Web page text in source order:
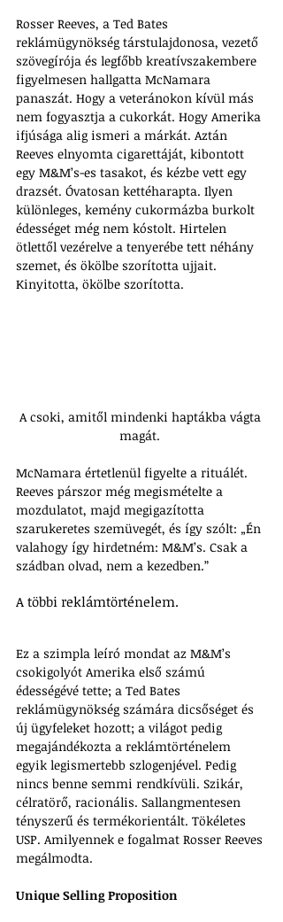
Rosser Reeves, a Ted Bates
reklámügynökség társtulajdonosa, vezető
szövegírója és legfőbb kreatívszakembere
figyelmesen hallgatta McNamara
panaszát. Hogy a veteránokon kívül más
nem fogyasztja a cukorkát. Hogy Amerika
ifjúsága alig ismeri a márkát. Aztán
Reeves elnyomta cigarettáját, kibontott
egy M&M’s-es tasakot, és kézbe vett egy
drazsét. Óvatosan kettéharapta. Ilyen
különleges, kemény cukormázba burkolt
édességet még nem kóstolt. Hirtelen
ötlettől vezérelve a tenyerébe tett néhány
szemet, és ökölbe szorította ujjait.
Kinyitotta, ökölbe szorította.
A csoki, amitől mindenki haptákba vágta
magát.
McNamara értetlenül figyelte a rituálét.
Reeves párszor még megismételte a
mozdulatot, majd megigazította
szarukeretes szemüvegét, és így szólt: „Én
valahogy így hirdetném: M&M’s. Csak a
szádban olvad, nem a kezedben.”
A többi reklámtörténelem.
Ez a szimpla leíró mondat az M&M’s
csokigolyót Amerika első számú
édességévé tette; a Ted Bates
reklámügynökség számára dicsőséget és
új ügyfeleket hozott; a világot pedig
megajándékozta a reklámtörténelem
egyik legismertebb szlogenjével. Pedig
nincs benne semmi rendkívüli. Szikár,
célratörő, racionális. Sallangmentesen
tényszerű és termékorientált. Tökéletes
USP. Amilyennek e fogalmat Rosser Reeves
megálmodta.
Unique Selling Proposition